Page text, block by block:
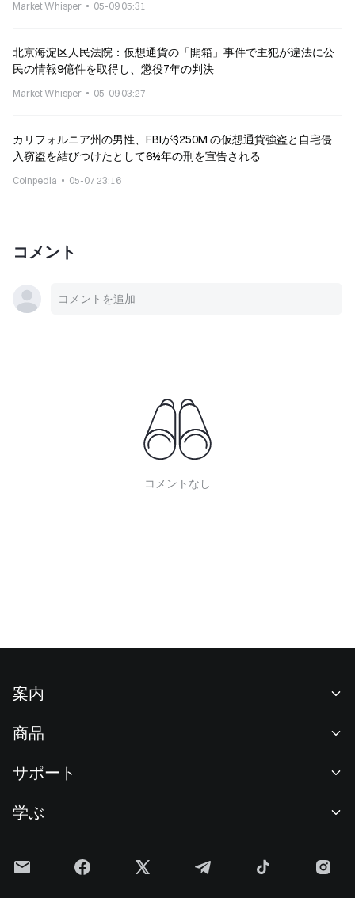
Market Whisper 05-09 05:31
北京海淀区人民法院：仮想通貨の「開箱」事件で主犯が違法に公
民の情報9億件を取得し、懲役7年の判決
Market Whisper 05-09 03:27
カリフォルニア州の男性、FBIが$250M の仮想通貨強盗と自宅侵
入窃盗を結びつけたとして6½年の刑を宣告される
Coinpedia 05-07 23:16
コメント
コメントなし
案内
ニュースルーム
F1 Oracle Red Bull Racing 公式スポンサー
商品
現物取引
投資センター
サポート
学ぶ
Gateニュース